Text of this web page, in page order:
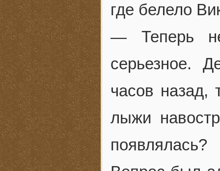
где белело
— Теперь
серьезное.
часов назад,
лыжи
появлялась?